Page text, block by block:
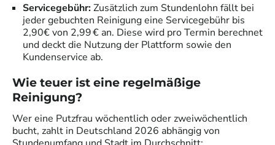
Servicegebühr:Zusätzlich zum Stundenlohn fällt bei
jeder gebuchten Reinigung eine Servicegebühr bis
2,90€ von 2,99 € an. Diese wird pro Termin berechnet
und deckt die Nutzung der Plattform sowie den
Kundenservice ab.
Wie teuer ist eine regelmäßige
Reinigung?
Wer eine Putzfrau wöchentlich oder zweiwöchentlich
bucht, zahlt in Deutschland 2026 abhängig von